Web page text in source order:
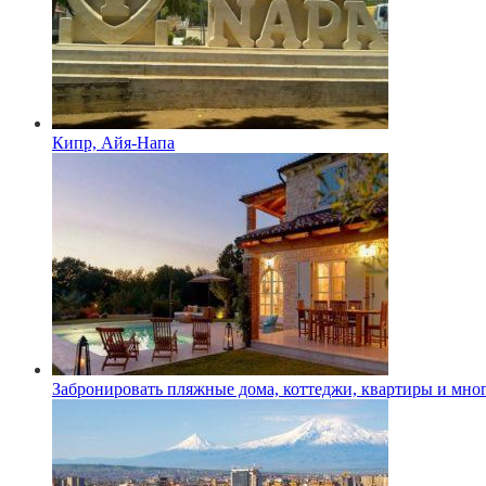
Кипр, Айя-Напа
Забронировать пляжные дома, коттеджи, квартиры и